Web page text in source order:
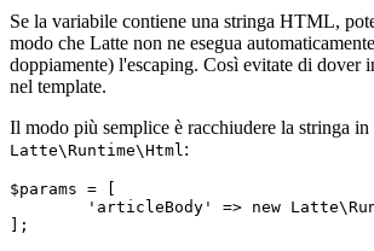
Se la variabile contiene una stringa HTML,
modo che Latte non ne esegua
doppiamente) l'escaping. Così evitate di dover
nel template.
Il modo più semplice è racchiudere la stringa in
Latte\Runtime\Html :
$params = [